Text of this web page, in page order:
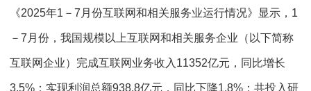
《2025年1－7月份互联网和相关服务业运行情况》显示，1
－7月份，我国规模以上互联网和相关服务企业（以下简称
互联网企业）完成互联网业务收入11352亿元，同比增长
3.5%；实现利润总额938.8亿元，同比下降1.8%；共投入研